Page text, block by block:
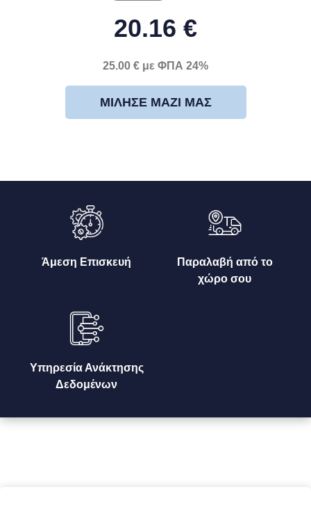
20.16 €
25.00 € με ΦΠΑ 24%
ΜΊΛΗΣΕ ΜΑΖΊ ΜΑΣ
Άμεση Επισκευή
Παραλαβή από το
χώρο σου
Υπηρεσία Ανάκτησης
Δεδομένων